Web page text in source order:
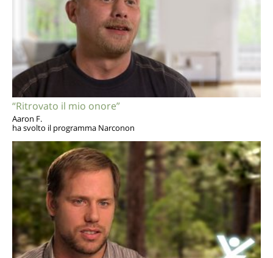
“Ritrovato il mio onore”
Aaron F.
ha svolto il programma Narconon